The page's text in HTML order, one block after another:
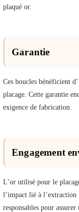
plaqué or.
Garantie
Ces boucles bénéficient
placage. Cette garantie
exigence de fabrication.
Engagement
L’or utilisé pour le
l’impact lié à l’extraction
responsables pour